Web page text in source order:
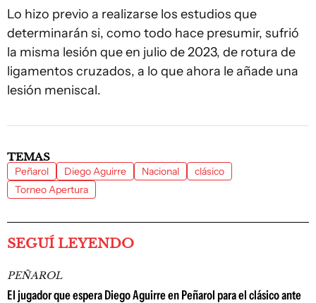
Lo hizo previo a realizarse los estudios que
determinarán si, como todo hace presumir, sufrió
la misma lesión que en julio de 2023, de rotura de
ligamentos cruzados, a lo que ahora le añade una
lesión meniscal.
TEMAS
Peñarol Diego Aguirre Nacional
clásico
Torneo Apertura
SEGUÍ LEYENDO
PEÑAROL
El jugador que espera Diego Aguirre en Peñarol para el clásico ante